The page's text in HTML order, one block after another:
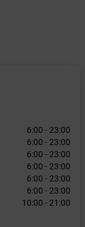
6:00 - 23:00
6:00 - 23:00
6:00 - 23:00
6:00 - 23:00
6:00 - 23:00
6:00 - 23:00
10:00 - 21:00